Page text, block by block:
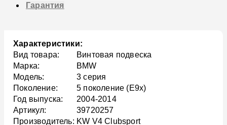
Гарантия
Характеристики:
Вид товара:
Винтовая подвеска
Марка:
BMW
Модель:
3 серия
Поколение:
5 поколение (E9x)
Год выпуска:
2004-2014
Артикул:
39720257
Производитель: KW V4 Clubsport